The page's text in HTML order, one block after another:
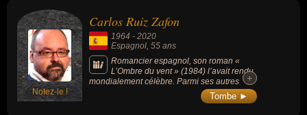
diplomate, directeur, enseignant, homme d'affaire, homme d'état,
homme politique, militant, ministre, ministre de l'éducation ou
photographe. En ce qui concerne leurs nationalités au moment de
leurs morts, ils peuvent avoir été francais par exemple.
Notez-le !
Carlos Ruiz Zafon
1964 - 2020
Espagnol , 55 ans
Romancier espagnol, son roman «
L’Ombre du vent » (1984) l’avait rendu
mondialement célèbre. Parmi ses autres
romans connus : « Le Jeu de l'ange » (2009),
« Le Prisonnier du ciel » (2012), « Marina »
+
+
Tombe ►